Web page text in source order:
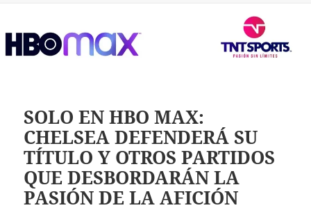
SOLO EN HBO MAX:
CHELSEA DEFENDERÁ SU
TÍTULO Y OTROS PARTIDOS
QUE DESBORDARÁN LA
PASIÓN DE LA AFICIÓN